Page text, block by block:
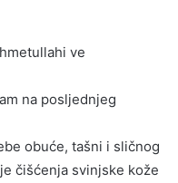
ve
na posljednjeg
obuće, tašni i sličnog
čišćenja svinjske kože